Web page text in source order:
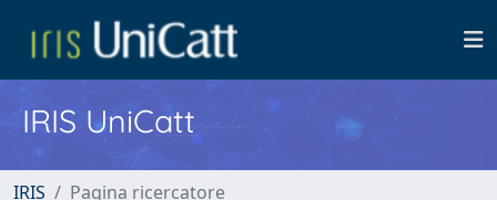
IRIS UniCatt
IRIS Pagina ricercatore